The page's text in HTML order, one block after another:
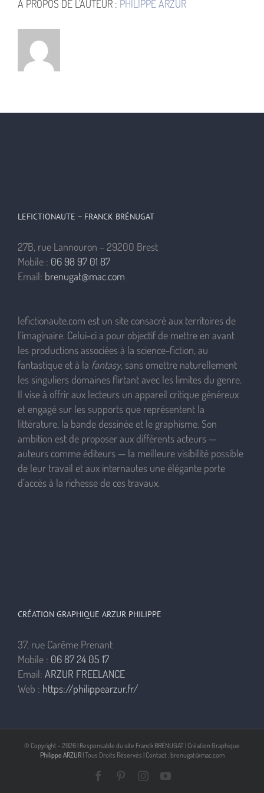
À PROPOS DE L'AUTEUR : PHILIPPE ARZUR
LEFICTIONAUTE – FRANCK BRÉNUGAT
27B, rue Lannouron – 29200 Brest
Mobile : 06 98 97 01 87
Email: brenugat@mac.com
lefictionaute.com est un site consacré aux territoires de
l’imaginaire. Celui-ci a pour objectif de mettre en avant
les productions associées à la science-fiction, au
fantastique et à la fantasy, sans omettre naturellement
les singuliers domaines flirtant avec les limites du genre.
Il vise à offrir aux lecteurs un appareil critique généreux
et engagé sur les supports que représentent la
littérature, la bande dessinée et le graphisme. Son
ambition est de proposer aux différents acteurs —
auteurs comme éditeurs — la meilleure visibilité possible
de leur travail et aux internautes une élégante porte
d’accès à la richesse de ces travaux.
CRÉATION GRAPHIQUE ARZUR PHILIPPE
37, rue Carême Prenant
Mobile : 06 87 24 05 17
Email: ARZUR FREELANCE
Web : https://philippearzur.fr/
© Copyright - 2026 | Responsable du site Franck BRÉNUGAT | Création Graphique
Philippe ARZUR| Tous Droits Réservés | Contact : brenugat@mac.com
FacebookPinterestInstagramYouTube